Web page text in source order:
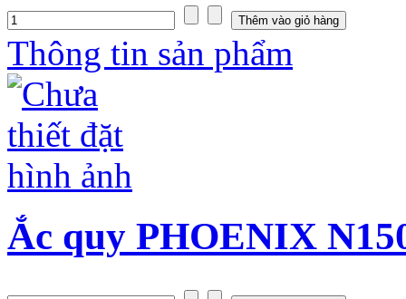
Thông tin sản phẩm
Ắc quy PHOENIX